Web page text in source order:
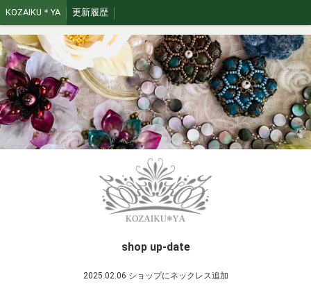
KOZAIKU＊YA 更新履歴
shop up-date
2025.02.06 ショップにネックレス追加